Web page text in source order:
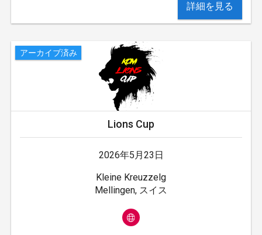
詳細を見る
アーカイブ済み
Lions Cup
2026年5月23日
Kleine Kreuzzelg
Mellingen, スイス